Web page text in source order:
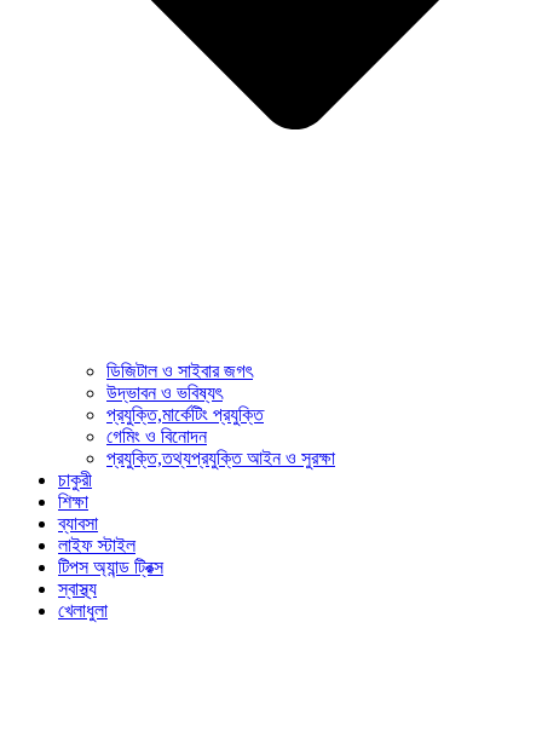
ডিজিটাল ও সাইবার জগৎ
উদ্ভাবন ও ভবিষ্যৎ
প্রযুক্তি,মার্কেটিং প্রযুক্তি
গেমিং ও বিনোদন
প্রযুক্তি,তথ্যপ্রযুক্তি আইন ও সুরক্ষা
চাকুরী
শিক্ষা
ব্যাবসা
লাইফ স্টাইল
টিপস অ্যান্ড ট্রিক্স
স্বাস্থ্য
খেলাধুলা